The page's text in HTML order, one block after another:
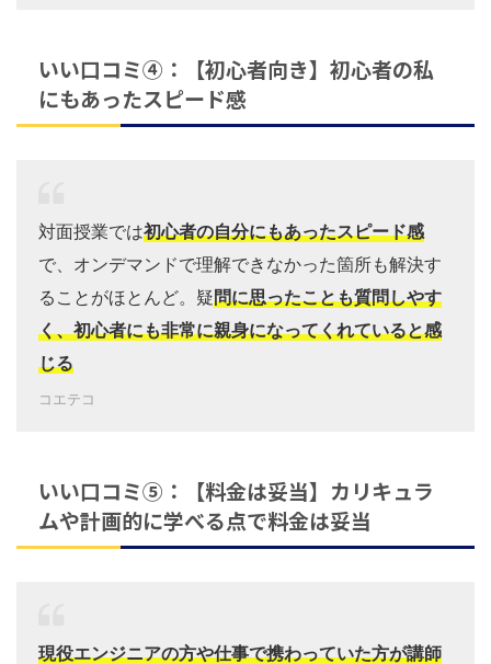
いい口コミ④：【初心者向き】初心者の私
にもあったスピード感
対面授業では初心者の自分にもあったスピード感
で、オンデマンドで理解できなかった箇所も解決す
ることがほとんど。疑問に思ったことも質問しやす
く、初心者にも非常に親身になってくれていると感
じる
コエテコ
いい口コミ⑤：【料金は妥当】カリキュラ
ムや計画的に学べる点で料金は妥当
現役エンジニアの方や仕事で携わっていた方が講師